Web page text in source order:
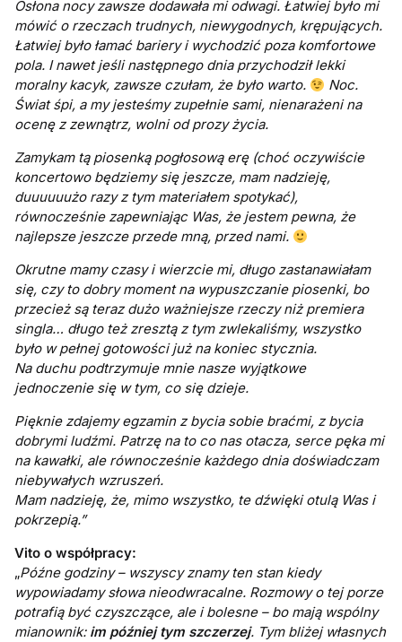
Osłona nocy zawsze dodawała mi odwagi. Łatwiej było mi
mówić o rzeczach trudnych, niewygodnych, krępujących.
Łatwiej było łamać bariery i wychodzić poza komfortowe
pola. I nawet jeśli następnego dnia przychodził lekki
moralny kacyk, zawsze czułam, że było warto.
Noc.
Świat śpi, a my jesteśmy zupełnie sami, nienarażeni na
ocenę z zewnątrz, wolni od prozy życia.
Zamykam tą piosenką pogłosową erę (choć oczywiście
koncertowo będziemy się jeszcze, mam nadzieję,
duuuuuużo razy z tym materiałem spotykać),
równocześnie zapewniając Was, że jestem pewna, że
najlepsze jeszcze przede mną, przed nami.
Okrutne mamy czasy i wierzcie mi, długo zastanawiałam
się, czy to dobry moment na wypuszczanie piosenki, bo
przecież są teraz dużo ważniejsze rzeczy niż premiera
singla… długo też zresztą z tym zwlekaliśmy, wszystko
było w pełnej gotowości już na koniec stycznia.
Na duchu podtrzymuje mnie nasze wyjątkowe
jednoczenie się w tym, co się dzieje.
Pięknie zdajemy egzamin z bycia sobie braćmi, z bycia
dobrymi ludźmi. Patrzę na to co nas otacza, serce pęka mi
na kawałki, ale równocześnie każdego dnia doświadczam
niebywałych wzruszeń.
Mam nadzieję, że, mimo wszystko, te dźwięki otulą Was i
pokrzepią.”
Vito o współpracy:
„Późne godziny – wszyscy znamy ten stan kiedy
wypowiadamy słowa nieodwracalne. Rozmowy o tej porze
potrafią być czyszczące, ale i bolesne – bo mają wspólny
mianownik: im później tym szczerzej. Tym bliżej własnych